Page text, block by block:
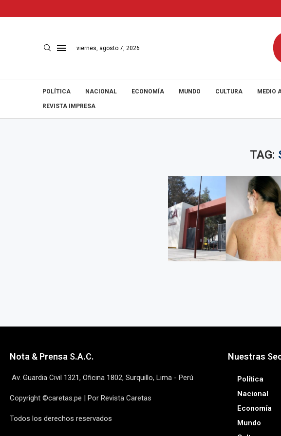
viernes, agosto 7, 2026
POLÍTICA NACIONAL ECONOMÍA MUNDO CULTURA MEDIO
REVISTA IMPRESA
TAG:
Nota & Prensa S.A.C.
Av. Guardia Civil 1321, Oficina 1802, Surquillo, Lima - Perú
Copyright ©caretas.pe | Por Revista Caretas
Todos los derechos reservados
Nuestras
Política
Nacional
Economía
Mundo